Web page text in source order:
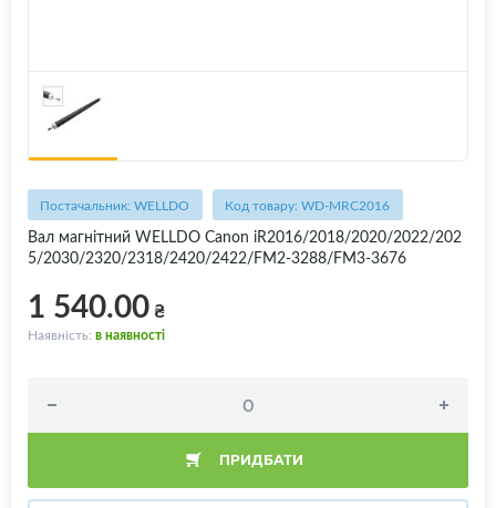
Постачальник: WELLDO Код товару: WD-MRC2016
Вал магнітний WELLDO Canon iR2016/2018/2020/2022/202
5/2030/2320/2318/2420/2422/FM2-3288/FM3-3676
1 540.00₴
Наявність: в наявності
ПРИДБАТИ